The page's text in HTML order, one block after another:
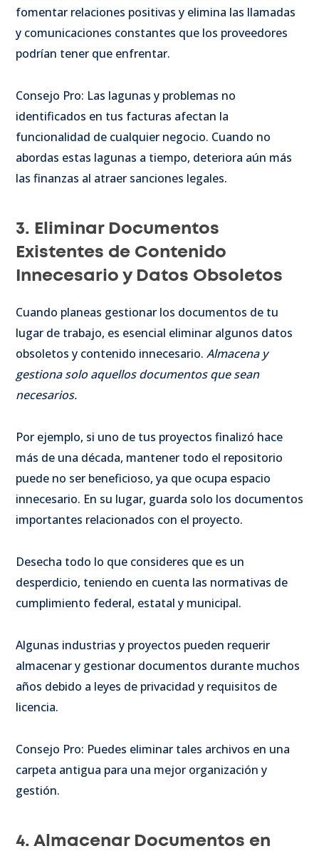
fomentar relaciones positivas y elimina las llamadas
y comunicaciones constantes que los proveedores
podrían tener que enfrentar.
Consejo Pro: Las lagunas y problemas no
identificados en tus facturas afectan la
funcionalidad de cualquier negocio. Cuando no
abordas estas lagunas a tiempo, deteriora aún más
las finanzas al atraer sanciones legales.
3. Eliminar Documentos
Existentes de Contenido
Innecesario y Datos Obsoletos
Cuando planeas gestionar los documentos de tu
lugar de trabajo, es esencial eliminar algunos datos
obsoletos y contenido innecesario. Almacena y
gestiona solo aquellos documentos que sean
necesarios.
Por ejemplo, si uno de tus proyectos finalizó hace
más de una década, mantener todo el repositorio
puede no ser beneficioso, ya que ocupa espacio
innecesario. En su lugar, guarda solo los documentos
importantes relacionados con el proyecto.
Desecha todo lo que consideres que es un
desperdicio, teniendo en cuenta las normativas de
cumplimiento federal, estatal y municipal.
Algunas industrias y proyectos pueden requerir
almacenar y gestionar documentos durante muchos
años debido a leyes de privacidad y requisitos de
licencia.
Consejo Pro: Puedes eliminar tales archivos en una
carpeta antigua para una mejor organización y
gestión.
4. Almacenar Documentos en